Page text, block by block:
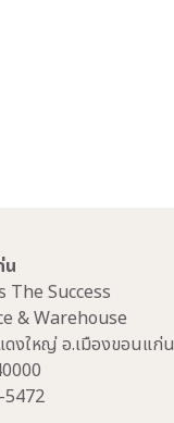
น
The Success
& Warehouse
ดงใหญ่ อ.เมืองขอนแก่น